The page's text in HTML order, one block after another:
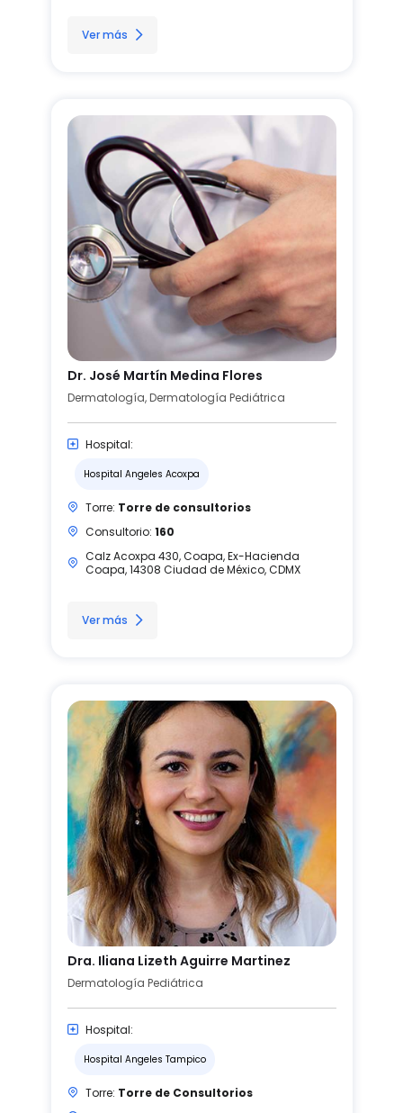
Ver más
Dr. José Martín Medina Flores
Dermatología, Dermatología Pediátrica
Hospital:
Hospital Angeles Acoxpa
Torre: Torre de consultorios
Consultorio: 160
Calz Acoxpa 430, Coapa, Ex-Hacienda
Coapa, 14308 Ciudad de México, CDMX
Ver más
Dra. Iliana Lizeth Aguirre Martinez
Dermatología Pediátrica
Hospital:
Hospital Angeles Tampico
Torre: Torre de Consultorios